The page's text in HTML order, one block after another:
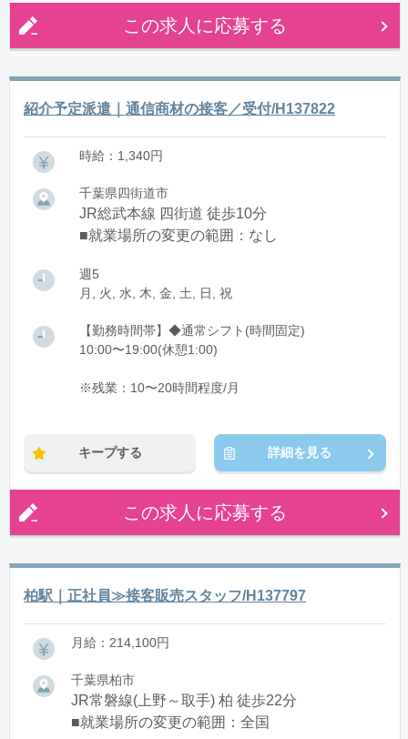
この求人に応募する
紹介予定派遣｜通信商材の接客／受付/H137822
時給：1,340円
千葉県四街道市
JR総武本線 四街道 徒歩10分
■就業場所の変更の範囲：なし
週5
月, 火, 水, 木, 金, 土, 日, 祝
【勤務時間帯】◆通常シフト(時間固定)
10:00〜19:00(休憩1:00)
※残業：10〜20時間程度/月
キープする 詳細を見る
この求人に応募する
柏駅｜正社員≫接客販売スタッフ/H137797
月給：214,100円
千葉県柏市
JR常磐線(上野～取手) 柏 徒歩22分
■就業場所の変更の範囲：全国